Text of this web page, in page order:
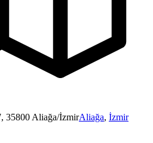
35800 Aliağa/İzmirAliağa, İzmir